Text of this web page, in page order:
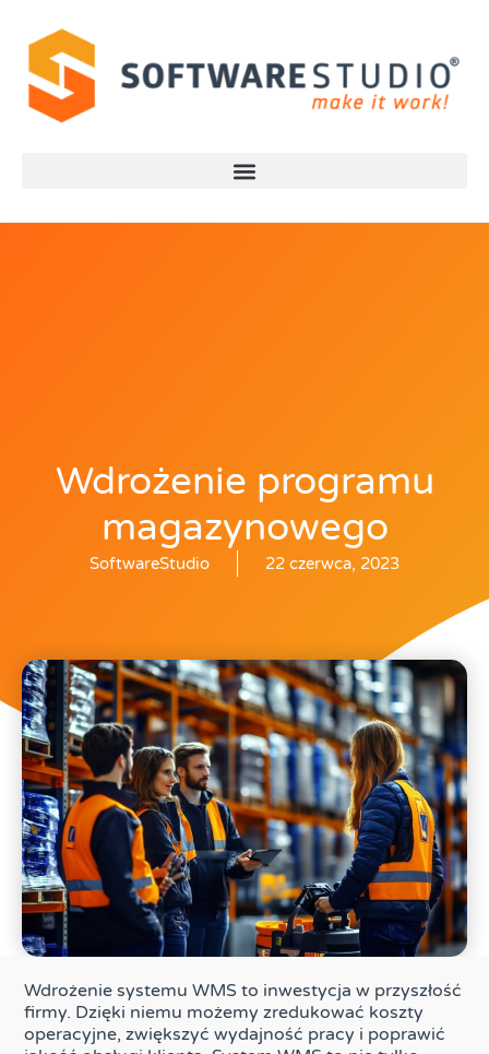
Wdrożenie programu
magazynowego
SoftwareStudio 22 czerwca, 2023
Wdrożenie systemu WMS to inwestycja w przyszłość
firmy. Dzięki niemu możemy zredukować koszty
operacyjne, zwiększyć wydajność pracy i poprawić